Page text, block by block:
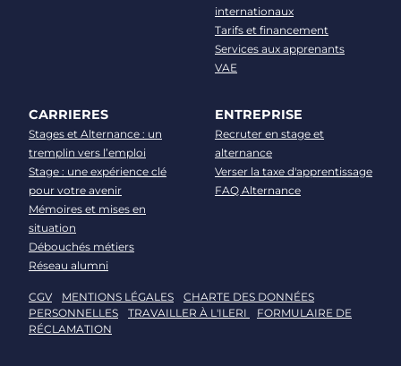
internationaux
Tarifs et financement
Services aux apprenants
VAE
CARRIERES
Stages et Alternance : un
tremplin vers l’emploi
Stage : une expérience clé
pour votre avenir
Mémoires et mises en
situation
Débouchés métiers
Réseau alumni
ENTREPRISE
Recruter en stage et
alternance
Verser la taxe d'apprentissage
FAQ Alternance
CGV MENTIONS LÉGALES
CHARTE DES DONNÉES
PERSONNELLES
TRAVAILLER À L'ILERI
FORMULAIRE DE
RÉCLAMATION